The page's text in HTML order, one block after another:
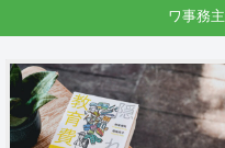
ワ事務